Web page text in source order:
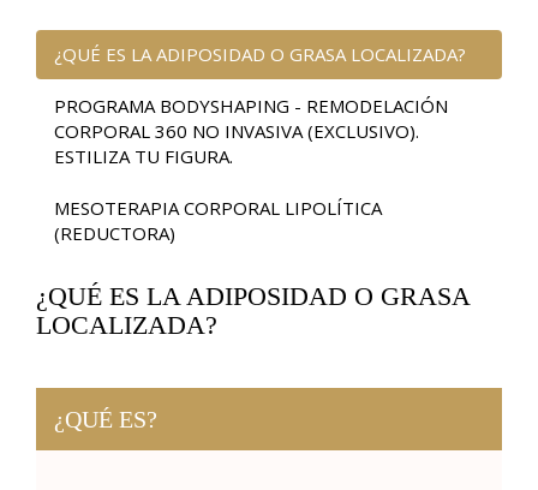
¿QUÉ ES LA ADIPOSIDAD O GRASA LOCALIZADA?
PROGRAMA BODYSHAPING - REMODELACIÓN
CORPORAL 360 NO INVASIVA (EXCLUSIVO).
ESTILIZA TU FIGURA.
MESOTERAPIA CORPORAL LIPOLÍTICA
(REDUCTORA)
¿QUÉ ES LA ADIPOSIDAD O GRASA
LOCALIZADA?
¿QUÉ ES?